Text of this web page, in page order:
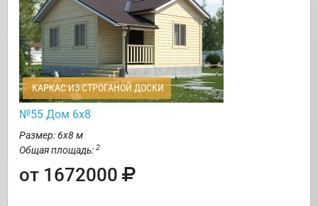
КАРКАС ИЗ СТРОГАНОЙ ДОСКИ
№55 Дом 6х8
Размер: 6х8 м
Общая площадь: 2
от 1672000